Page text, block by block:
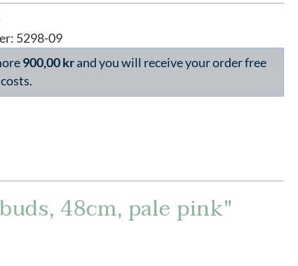
5298-09
900,00 krand you will receive your order free
48cm, pale pink"